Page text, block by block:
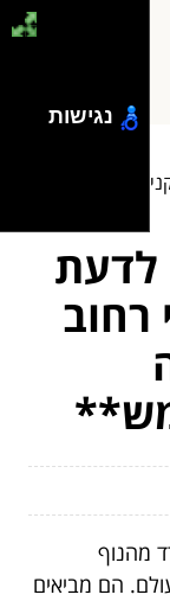
ומופעי רחוב
לדעת
רחוב
מהנוף
הם מביאים
נגישות